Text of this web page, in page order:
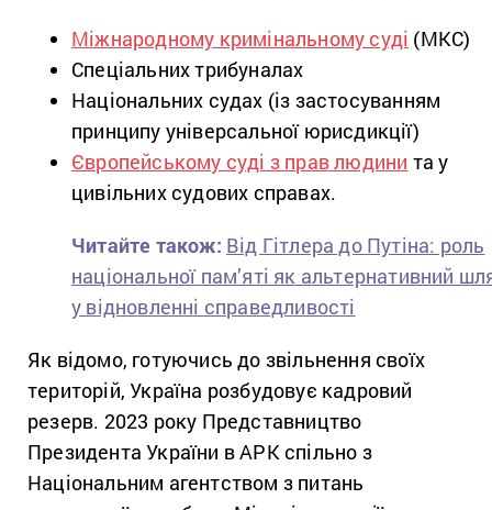
Міжнародному кримінальному суді (МКС)
Спеціальних трибуналах
Національних судах (із застосуванням
принципу універсальної юрисдикції)
Європейському суді з прав людини та у
цивільних судових справах.
Читайте також: Від Гітлера до Путіна: роль
національної пам’яті як альтернативний
у відновленні справедливості
Як відомо, готуючись до звільнення своїх
територій, Україна розбудовує кадровий
резерв. 2023 року Представництво
Президента України в АРК спільно з
Національним агентством з питань